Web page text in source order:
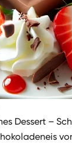
Dessert –